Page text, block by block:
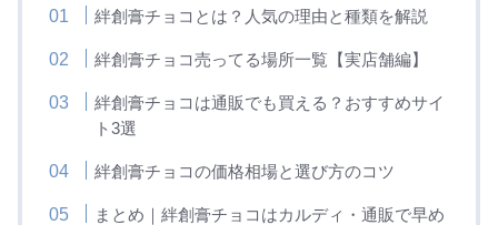
絆創膏チョコとは？人気の理由と種類を解説
絆創膏チョコ売ってる場所一覧【実店舗編】
絆創膏チョコは通販でも買える？おすすめサイ
ト3選
絆創膏チョコの価格相場と選び方のコツ
まとめ｜絆創膏チョコはカルディ・通販で早め